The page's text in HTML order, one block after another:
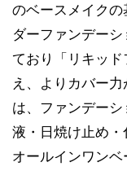
のベースメイク
ダーファンデー
ており「リキッ
え、よりカバー
は、ファンデー
液・日焼け止め
オールインワン